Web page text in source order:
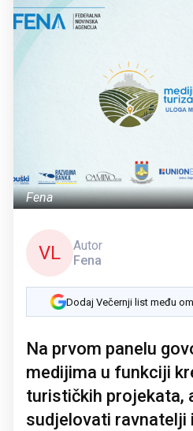
Fena
VL
Autor
Fena
Dodaj Večernji list među
Na prvom panelu
medijima u funkciji
turističkih projekata,
sudjelovati ravnatelji